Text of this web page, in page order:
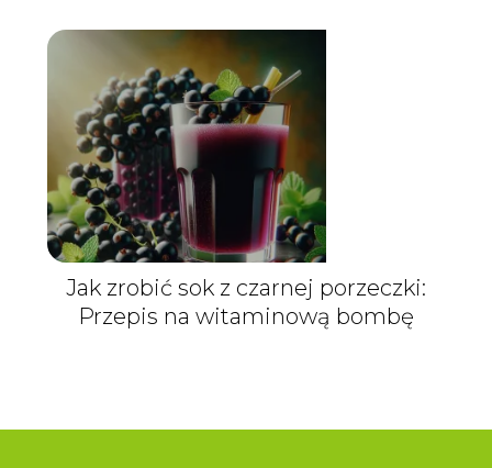
Jak zrobić sok z czarnej porzeczki:
Przepis na witaminową bombę